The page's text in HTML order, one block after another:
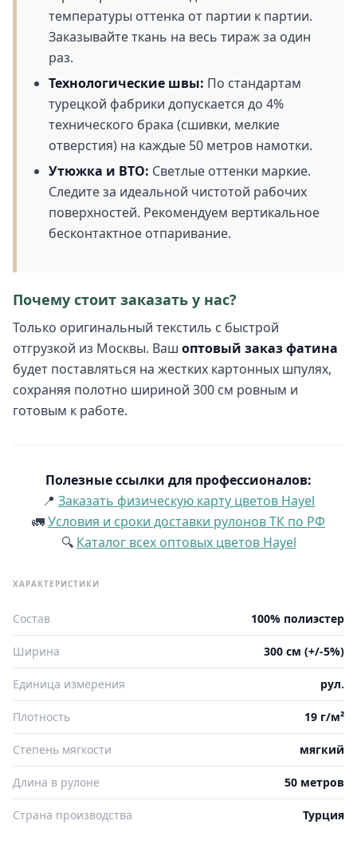
температуры оттенка от партии к партии.
Заказывайте ткань на весь тираж за один
раз.
Технологические швы: По стандартам
турецкой фабрики допускается до 4%
технического брака (сшивки, мелкие
отверстия) на каждые 50 метров намотки.
Утюжка и ВТО: Светлые оттенки маркие.
Следите за идеальной чистотой рабочих
поверхностей. Рекомендуем вертикальное
бесконтактное отпаривание.
Почему стоит заказать у нас?
Только оригинальный текстиль с быстрой
отгрузкой из Москвы. Ваш оптовый заказ фатина
будет поставляться на жестких картонных шпулях,
сохраняя полотно шириной 300 см ровным и
готовым к работе.
Полезные ссылки для профессионалов:
📍 Заказать физическую карту цветов Hayel
🚛Условия и сроки доставки рулонов ТК по РФ
🔍 Каталог всех оптовых цветов Hayel
ХАРАКТЕРИСТИКИ
Состав 100% полиэстер
Ширина 300 см (+/-5%)
Единица измерения рул.
Плотность 19 г/м²
Степень мягкости мягкий
Длина в рулоне 50 метров
Страна производства Турция